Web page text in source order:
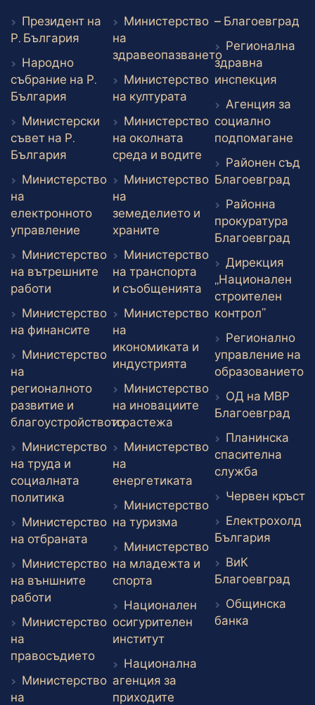
Президент на
Р. България Външен линк
Народно
събрание на Р.
България Външен линк
Министерски
съвет на Р.
България Външен линк
Министерство
на
електронното
управление Външен линк
Министерство
на вътрешните
работи Външен линк
Министерство
на финансите Външен линк
Министерство
на
регионалното
развитие и
благоустройството
Външен линк
Министерство
на труда и
социалната
политика Външен линк
Министерство
на отбраната Външен линк
Министерство
на външните
работи Външен линк
Министерство
на
правосъдиетоВъншен линк
Министерство
на
Министерство
на
здравеопазването
Външен линк
Министерство
на културата Външен линк
Министерство
на околната
среда и водите Външен линк
Министерство
на
земеделието и
храните Външен линк
Министерство
на транспорта
и съобщенията Външен линк
Министерство
на
икономиката и
индустрията Външен линк
Министерство
на иновациите
и растежа Външен линк
Министерство
на
енергетиката Външен линк
Министерство
на туризма Външен линк
Министерство
на младежта и
спорта Външен линк
Национален
осигурителен
институтВъншен линк
Национална
агенция за
приходите
– Благоевград
Регионална
здравна
инспекция
Агенция за
социално
подпомагане
Районен съд
Благоевград
Районна
прокуратура
Благоевград
Дирекция
„Национален
строителен
контрол”Външен
Регионално
управление на
образованието
ОД на МВР
Благоевград
Планинска
спасителна
служба
Червен кръст
Електрохолд
България
ВиК
Благоевград
Общинска
банка